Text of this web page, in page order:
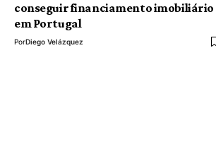
conseguir financiamento imobiliário
em Portugal
PorDiego Velázquez